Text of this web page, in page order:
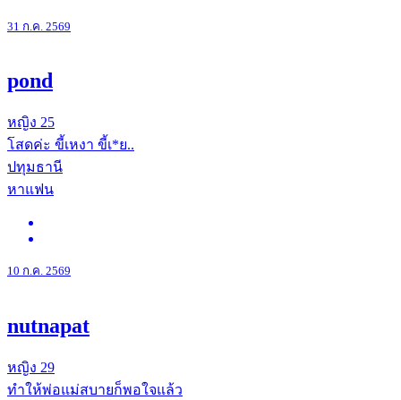
31 ก.ค. 2569
pond
หญิง 25
โสดค่ะ ขี้เหงา ขี้เ*ย..
ปทุมธานี
หาแฟน
10 ก.ค. 2569
nutnapat
หญิง 29
ทำให้พ่อแม่สบายก็พอใจแล้ว